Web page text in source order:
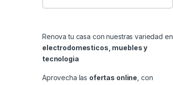
Renova tu casa con nuestras variedad en
electrodomesticos, muebles y
tecnologia
Aprovecha las ofertas online, con